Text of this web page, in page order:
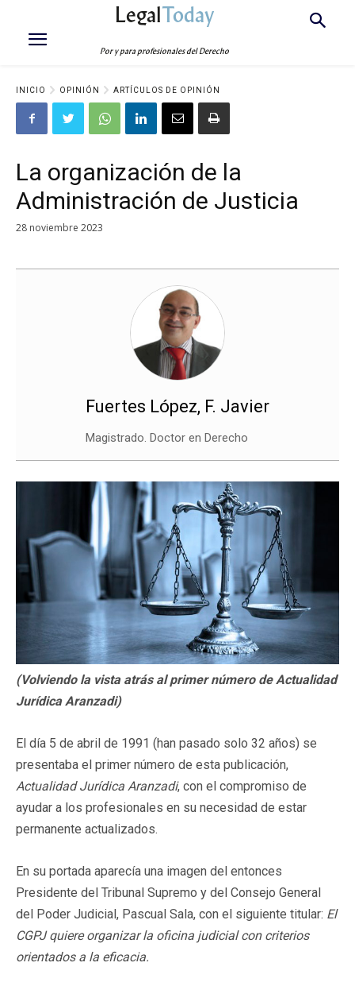
LegalToday
Por y para profesionales del Derecho
INICIO OPINIÓN ARTÍCULOS DE OPINIÓN
La organización de la
Administración de Justicia
28 noviembre 2023
Fuertes López, F. Javier
Magistrado. Doctor en Derecho
(Volviendo la vista atrás al primer número de Actualidad
Jurídica Aranzadi)
El día 5 de abril de 1991 (han pasado solo 32 años) se
presentaba el primer número de esta publicación,
Actualidad Jurídica Aranzadi, con el compromiso de
ayudar a los profesionales en su necesidad de estar
permanente actualizados.
En su portada aparecía una imagen del entonces
Presidente del Tribunal Supremo y del Consejo General
del Poder Judicial, Pascual Sala, con el siguiente titular: El
CGPJ quiere organizar la oficina judicial con criterios
orientados a la eficacia.